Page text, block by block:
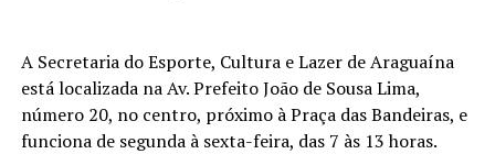
A Secretaria do Esporte, Cultura e Lazer de Araguaína
está localizada na Av. Prefeito João de Sousa Lima,
número 20, no centro, próximo à Praça das Bandeiras, e
funciona de segunda à sexta-feira, das 7 às 13 horas.